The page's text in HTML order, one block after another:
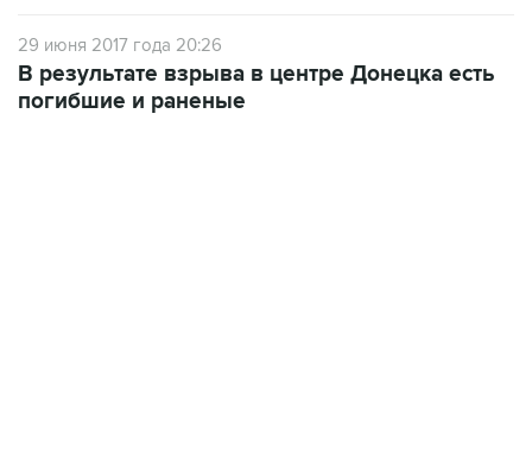
29 июня 2017 года 20:26
В результате взрыва в центре Донецка есть
погибшие и раненые